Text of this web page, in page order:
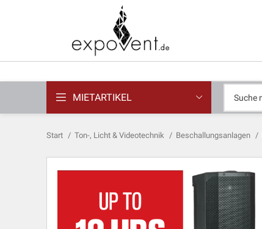
MIETARTIKEL
Start Ton-, Licht & Videotechnik Beschallungsanlagen